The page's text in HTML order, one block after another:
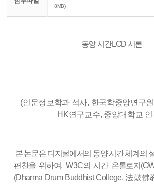
8MB)
동양 시간LOD시론
(인문정보학과 석사, 한국학중앙연구
HK연구교수, 중앙대학교
본 논문은 디지털에서의 동양 시간 체계의
편찬을 위하여, W3C의 시간 온톨로지
(Dharma Drum Buddhist College,法鼓佛